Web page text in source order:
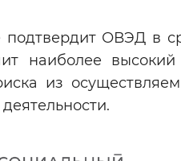
подтвердит ОВЭД в
наиболее высокий
из